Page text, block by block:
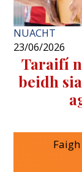
NUACHT
23/06/2026
Taraifí
beidh